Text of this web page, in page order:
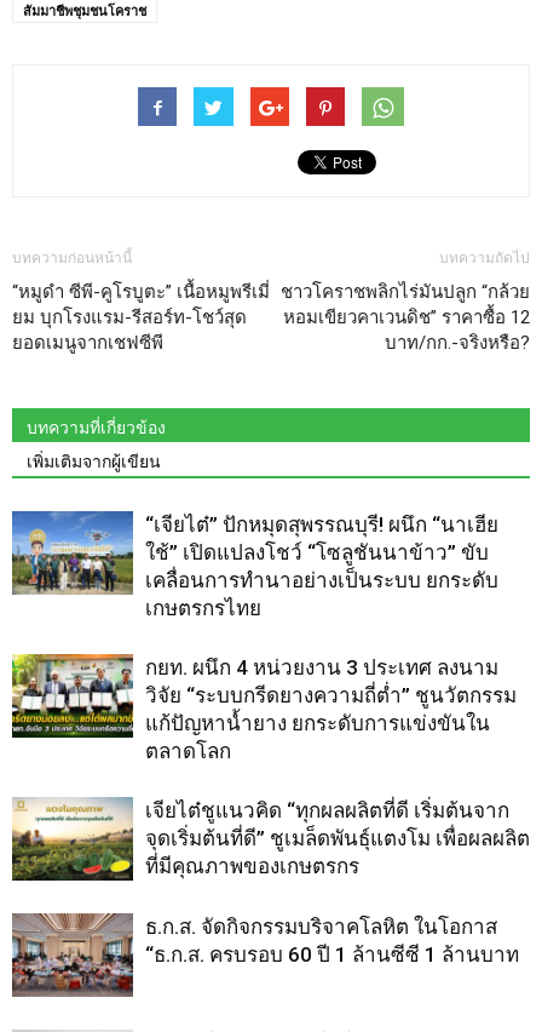
สัมมาชีพชุมชนโคราช
บทความก่อนหน้านี้
“หมูดำ ซีพี-คูโรบูตะ” เนื้อหมูพรีเมี่
ยม บุกโรงแรม-รีสอร์ท-โชว์สุด
ยอดเมนูจากเชฟซีพี
บทความถัดไป
ชาวโคราชพลิกไร่มันปลูก “กล้วย
หอมเขียวคาเวนดิช” ราคาซื้อ 12
บาท/กก.-จริงหรือ?
บทความที่เกี่ยวข้อง
เพิ่มเติมจากผู้เขียน
“เจียไต๋” ปักหมุดสุพรรณบุรี! ผนึก “นาเฮีย
ใช้” เปิดแปลงโชว์ “โซลูชันนาข้าว” ขับ
เคลื่อนการทำนาอย่างเป็นระบบ ยกระดับ
เกษตรกรไทย
กยท. ผนึก 4 หน่วยงาน 3 ประเทศ ลงนาม
วิจัย “ระบบกรีดยางความถี่ต่ำ” ชูนวัตกรรม
แก้ปัญหาน้ำยาง ยกระดับการแข่งขันใน
ตลาดโลก
เจียไต๋ชูแนวคิด “ทุกผลผลิตที่ดี เริ่มต้นจาก
จุดเริ่มต้นที่ดี” ชูเมล็ดพันธุ์แตงโม เพื่อผลผลิต
ที่มีคุณภาพของเกษตรกร
ธ.ก.ส. จัดกิจกรรมบริจาคโลหิต ในโอกาส
“ธ.ก.ส. ครบรอบ 60 ปี 1 ล้านซีซี 1 ล้านบาท